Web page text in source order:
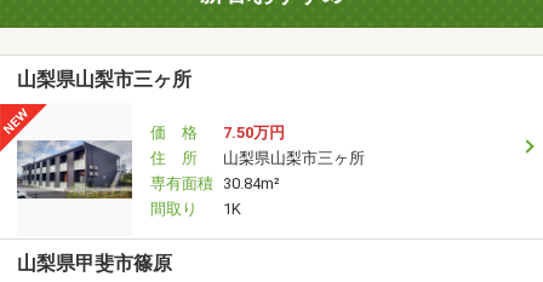
山梨県山梨市三ヶ所
価 格
7.50万円
住 所
山梨県山梨市三ヶ所
専有面積 30.84m²
間取り
1K
山梨県甲斐市篠原